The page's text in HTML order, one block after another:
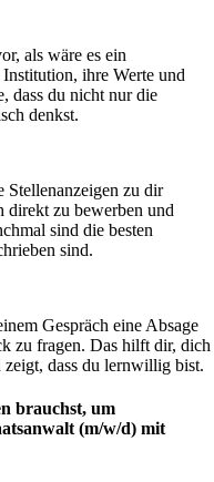
als wäre es ein
ihre Werte und
dass du nicht nur die
denkst.
Stellenanzeigen zu dir
direkt zu bewerben und
sind die besten
sind.
Gespräch eine Absage
zu fragen. Das hilft dir, dich
zeigt, dass du lernwillig bist.
brauchst, um
(m/w/d) mit